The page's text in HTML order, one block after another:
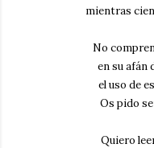
mientras
No
en su afán
el uso de
Os pido
Quiero